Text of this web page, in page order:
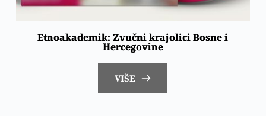
Etnoakademik: Zvučni krajolici Bosne i
Hercegovine
VIŠE